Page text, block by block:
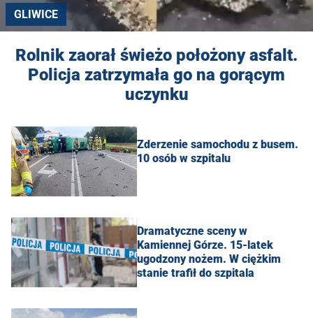
GLIWICE
Rolnik zaorał świeżo położony asfalt.
Policja zatrzymała go na gorącym
uczynku
Zderzenie samochodu z busem.
10 osób w szpitalu
Dramatyczne sceny w
Kamiennej Górze. 15-latek
ugodzony nożem. W ciężkim
stanie trafił do szpitala